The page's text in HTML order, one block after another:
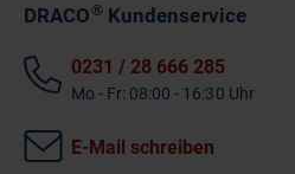
DRACO®Kundenservice
0231 / 28 666 285
Mo - Fr: 08:00 - 16:30 Uhr
E-Mail schreiben